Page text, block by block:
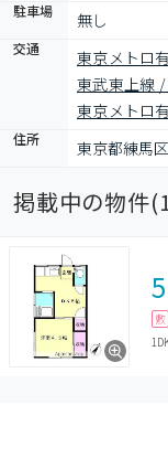
駐車場 無し
交通 東京メトロ
東武東上線
東京メトロ
住所 東京都練馬
掲載中の物件(
敷